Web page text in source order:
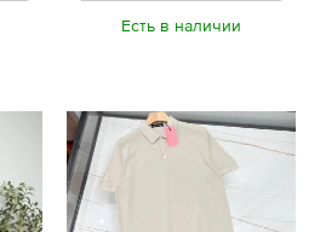
Есть в наличии